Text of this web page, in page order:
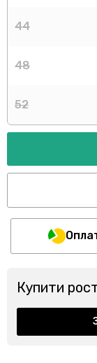
44
48
52
Купити